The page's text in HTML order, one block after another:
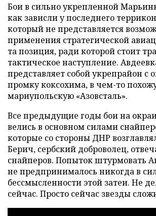
Бои в сильно укрепленной
как зависли у последнего
который не представляется
применения стратегической
та позиция, ради которой стоит
тактическое наступление.
представляет собой укрепрайон с
промку коксохима, в чем-то
мариупольскую «Азовсталь».
Все предыдущие годы бои на
велись в основном силами
которые со стороны ДНР
Берич, сербский доброволец,
снайперов. Попыток штурмовать
не предпринималось никогда в
бессмысленности этой затеи. Не
сейчас. Просто сейчас звезды